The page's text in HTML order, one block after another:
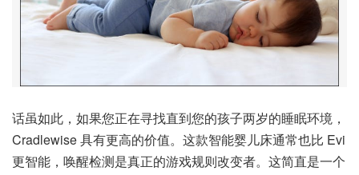
话虽如此，如果您正在寻找直到您的孩子两岁的睡眠环境，
Cradlewise 具有更高的价值。这款智能婴儿床通常也比 Evi
更智能，唤醒检测是真正的游戏规则改变者。这简直是​​一个